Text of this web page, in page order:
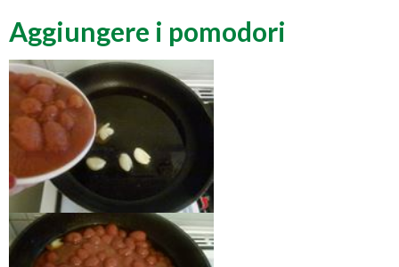
Aggiungere i pomodori